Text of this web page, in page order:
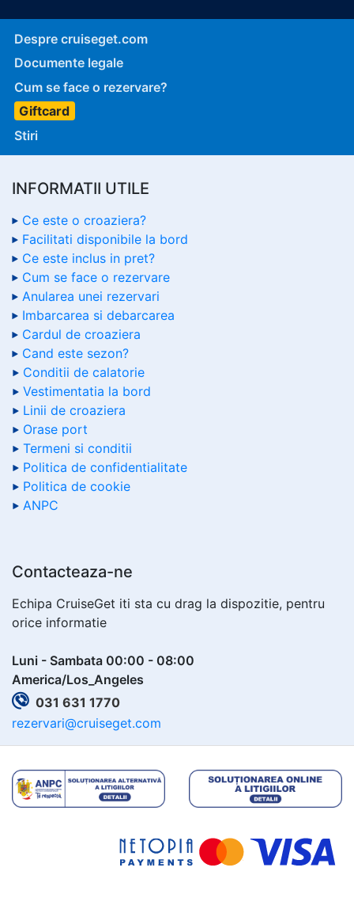
Despre cruiseget.com
Documente legale
Cum se face o rezervare?
Giftcard
Stiri
INFORMATII UTILE
Ce este o croaziera?
Facilitati disponibile la bord
Ce este inclus in pret?
Cum se face o rezervare
Anularea unei rezervari
Imbarcarea si debarcarea
Cardul de croaziera
Cand este sezon?
Conditii de calatorie
Vestimentatia la bord
Linii de croaziera
Orase port
Termeni si conditii
Politica de confidentialitate
Politica de cookie
ANPC
Contacteaza-ne
Echipa CruiseGet iti sta cu drag la dispozitie, pentru
orice informatie
Luni - Sambata 00:00 - 08:00
America/Los_Angeles
031 631 1770
rezervari@cruiseget.com